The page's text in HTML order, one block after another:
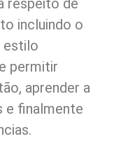
respeito de
incluindo o
estilo
permitir
aprender a
e finalmente